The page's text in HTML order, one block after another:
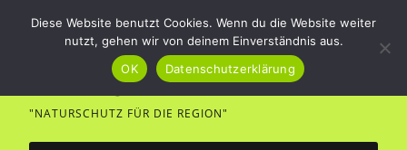
Vogel- und Naturfreunde
Merklingen
"NATURSCHUTZ FÜR DIE REGION"
Diese Website benutzt Cookies. Wenn du die Website weiter
nutzt, gehen wir von deinem Einverständnis aus.
OK
Datenschutzerklärung